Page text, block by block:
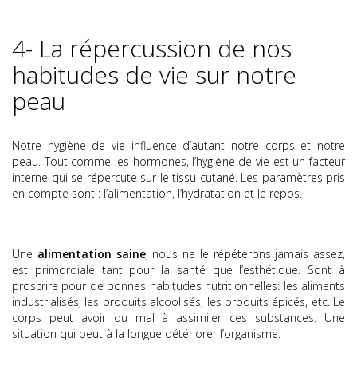
4- La répercussion de nos
habitudes de vie sur notre
peau
Notre hygiène de vie influence d’autant notre corps et notre
peau. Tout comme les hormones, l’hygiène de vie est un facteur
interne qui se répercute sur le tissu cutané. Les paramètres pris
en compte sont : l’alimentation, l’hydratation et le repos.
Une alimentation saine, nous ne le répéterons jamais assez,
est primordiale tant pour la santé que l’esthétique. Sont à
proscrire pour de bonnes habitudes nutritionnelles: les aliments
industrialisés, les produits alcoolisés, les produits épicés, etc. Le
corps peut avoir du mal à assimiler ces substances. Une
situation qui peut à la longue détériorer l’organisme.